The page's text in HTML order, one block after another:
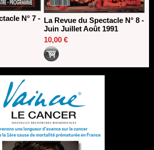
N° 7 - La Revue du Spectacle N° 8 -
Juin Juillet Août 1991
10,00 €